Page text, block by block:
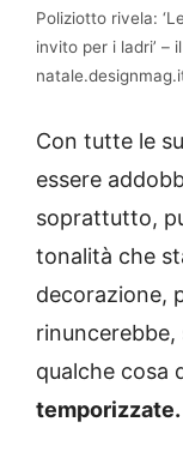
Poliziotto rivela:
invito per i ladri’ –
Con tutte le
essere
soprattutto,
tonalità che
decorazione,
qualche cosa
temporizzate.